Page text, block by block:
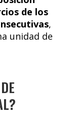
de los
,
unidad de